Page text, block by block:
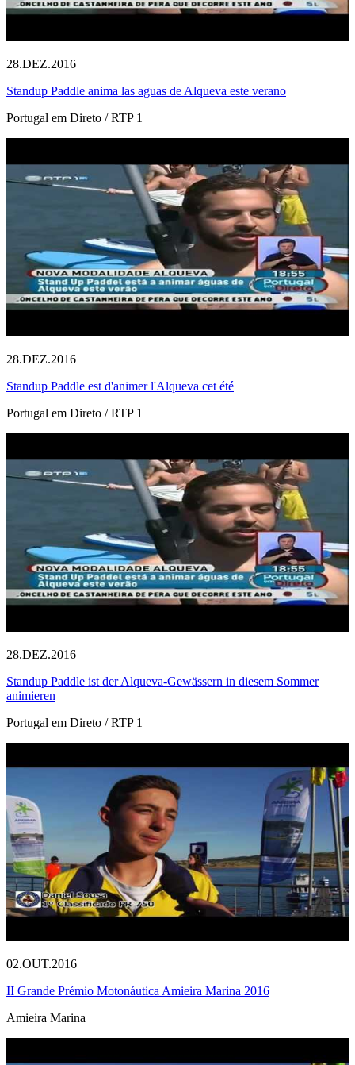
28.DEZ.2016
Standup Paddle anima las aguas de Alqueva este verano
Portugal em Direto / RTP 1
28.DEZ.2016
Standup Paddle est d'animer l'Alqueva cet été
Portugal em Direto / RTP 1
28.DEZ.2016
Standup Paddle ist der Alqueva-Gewässern in diesem Sommer
animieren
Portugal em Direto / RTP 1
02.OUT.2016
II Grande Prémio Motonáutica Amieira Marina 2016
Amieira Marina